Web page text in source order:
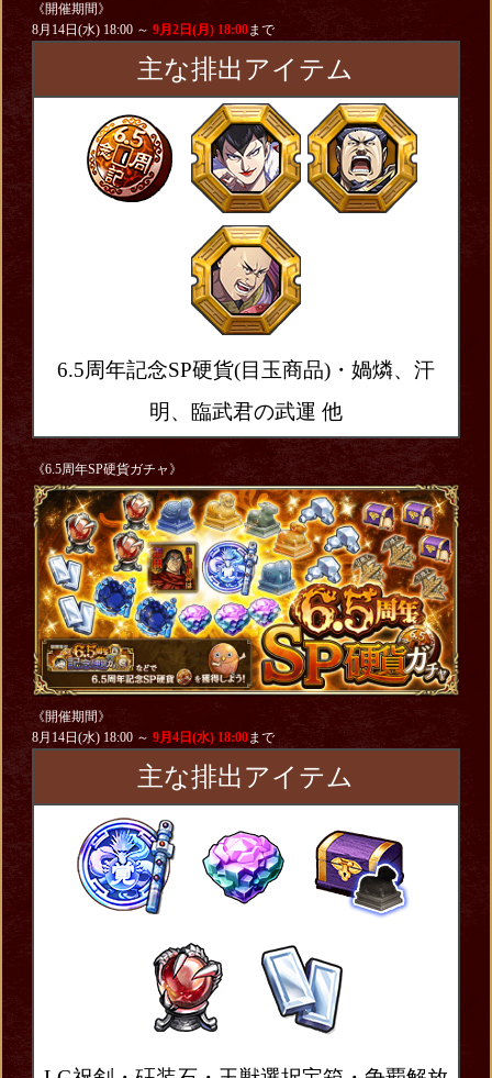
《開催期間》
8月14日(水) 18:00 ～ 9月2日(月) 18:00まで
主な排出アイテム
6.5周年記念SP硬貨(目玉商品)・媧燐、汗
明、臨武君の武運 他
《6.5周年SP硬貨ガチャ》
《開催期間》
8月14日(水) 18:00 ～ 9月4日(水) 18:00まで
主な排出アイテム